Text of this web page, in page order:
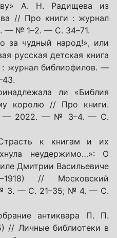
А. Н. Радищева из
// Про книги : журнал
— № 1–2. — С. 34–71.
за чудный народ!», или
русская детская книга
журнал библиофилов. —
ли «Библия
королю // Про книги.
— 2022. — № 3–4. — С.
к книгам и их
неудержимо…»: О
Дмитрии Васильевиче
// Московский
3. — С. 21–35; № 4. — С.
антиквара П. П.
// Личные библиотеки в